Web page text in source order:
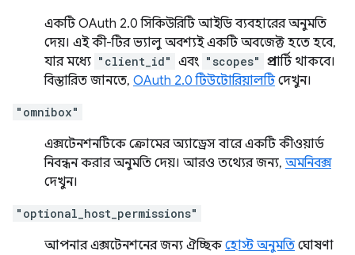
একটি OAuth 2.0 সিকিউরিটি আইডি ব্যবহারের অনুমতি
দেয়। এই কী-টির ভ্যালু অবশ্যই একটি অবজেক্ট হতে হবে,
যার মধ্যে "client_id" এবং "scopes" প্রপার্টি থাকবে।
বিস্তারিত জানতে, OAuth 2.0 টিউটোরিয়ালটিদেখুন।
"omnibox"
এক্সটেনশনটিকে ক্রোমের অ্যাড্রেস বারে একটি কীওয়ার্ড
নিবন্ধন করার অনুমতি দেয়। আরও তথ্যের জন্য, অমনিবক্স
দেখুন।
"optional_host_permissions"
আপনার এক্সটেনশনের জন্য ঐচ্ছিকহোস্ট অনুমতি ঘোষণা